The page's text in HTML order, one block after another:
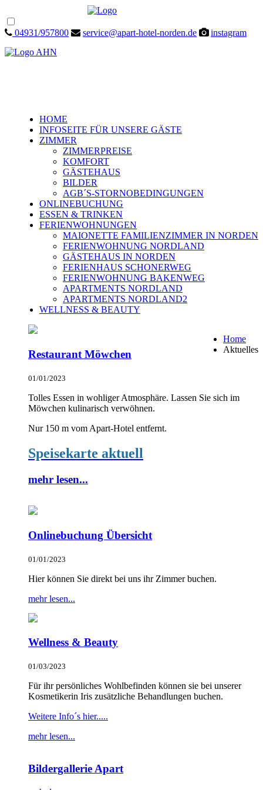
04931/957800 service@apart-hotel-norden.de instagram
HOME
INFOSEITE FÜR UNSERE GÄSTE
ZIMMER
ZIMMERPREISE
KOMFORT
GÄSTEHAUS
BILDER
AGB´S-STORNOBEDINGUNGEN
ONLINEBUCHUNG
ESSEN & TRINKEN
FERIENWOHNUNGEN
MAIONETTE FAMILIENZIMMER IN NORDEN
FERIENWOHNUNG NORDLAND
GÄSTEHAUS IN NORDEN
FERIENHAUS SCHONERWEG
FERIENWOHNUNG BAKENWEG
APARTMENTS NORDLAND
APARTMENTS NORDLAND2
WELLNESS & BEAUTY
Home
Aktuelles
Restaurant Möwchen
01/01/2023
Tolles Essen in wohliger Atmosphäre. Lassen Sie sich im
Möwchen kulinarisch verwöhnen.
Nur 150 m vom Apart-Hotel entfernt.
Speisekarte aktuell
mehr lesen...
Onlinebuchung Übersicht
01/01/2023
Hier können Sie direkt bei uns ihr Zimmer buchen.
mehr lesen...
Wellness & Beauty
01/03/2023
Für ihr persönliches Wohlbefinden können sie bei unserer
Kosmetikerin Iris zusätzliche Behandlungen buchen.
Weitere Info´s hier.....
mehr lesen...
Bildergallerie Apart